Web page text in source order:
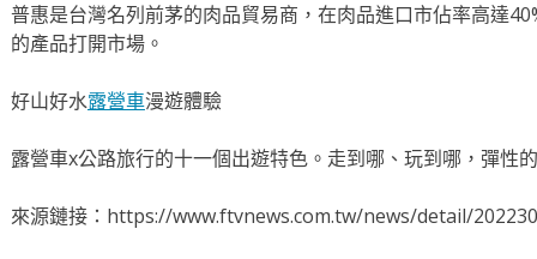
普惠是台灣名列前茅的肉品貿易商，在肉品進口市佔率高達
的產品打開市場。
好山好水露營車漫遊體驗
露營車x公路旅行的十一個出遊特色。走到哪、玩到哪，彈性
來源鏈接：https://www.ftvnews.com.tw/news/detail/